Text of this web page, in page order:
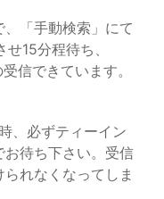
「手動検索」にて
15分程待ち、
信できています。
、必ずティーイン
お待ち下さい。受信
れなくなってしま